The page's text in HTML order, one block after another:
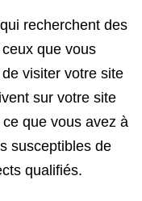
recherchent des
que vous
visiter votre site
sur votre site
que vous avez à
susceptibles de
qualifiés.